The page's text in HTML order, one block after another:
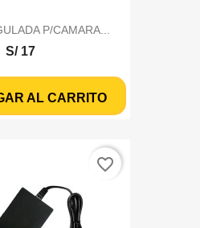
P/CAMARA...
S/ 17
AL CARRITO
favorite_border